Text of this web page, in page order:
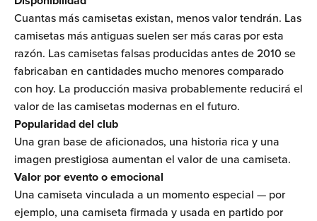
Cuantas más camisetas existan, menos valor tendrán. Las
camisetas más antiguas suelen ser más caras por esta
razón. Las camisetas falsas producidas antes de 2010 se
fabricaban en cantidades mucho menores comparado
con hoy. La producción masiva probablemente reducirá el
valor de las camisetas modernas en el futuro.
Popularidad del club
Una gran base de aficionados, una historia rica y una
imagen prestigiosa aumentan el valor de una camiseta.
Valor por evento o emocional
Una camiseta vinculada a un momento especial — por
ejemplo, una camiseta firmada y usada en partido por